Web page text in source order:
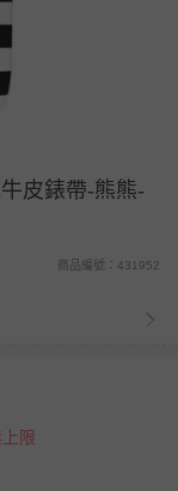
皮錶帶-熊熊-
商品編號：431952
限